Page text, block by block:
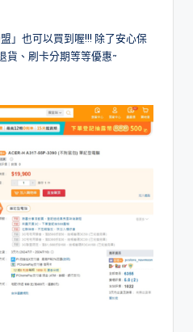
」也可以買到喔!!! 除了安心保
貨、刷卡分期等等優惠~